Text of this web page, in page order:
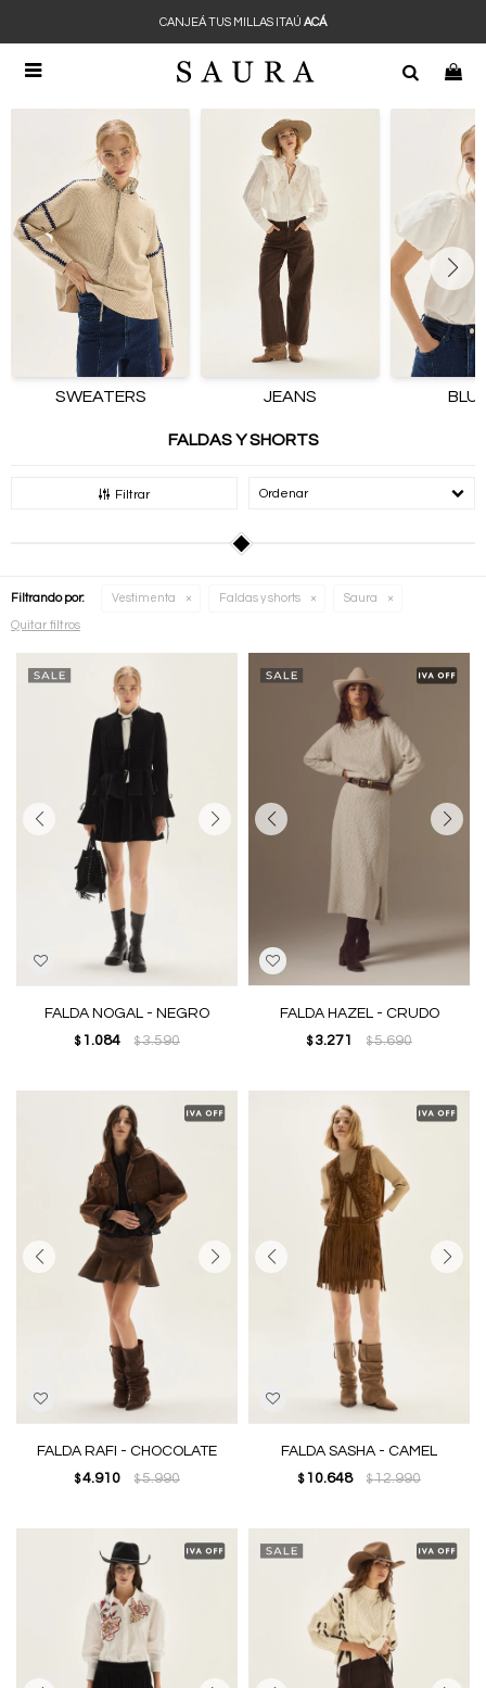

CANJEÁ TUS MILLAS ITAÚ ACÁ
SWEATERS JEANS
FALDAS Y SHORTS
Filtrar Recomendados
Filtrando por: Vestimenta Faldas y shorts Saura
Quitar filtros
FALDA NOGAL - NEGRO
$ 1.084 $3.590
FALDA HAZEL - CRUDO
$ 3.271 $5.690
FALDA RAFI - CHOCOLATE
$ 4.910 $5.990
FALDA SASHA - CAMEL
$ 10.648 $12.990